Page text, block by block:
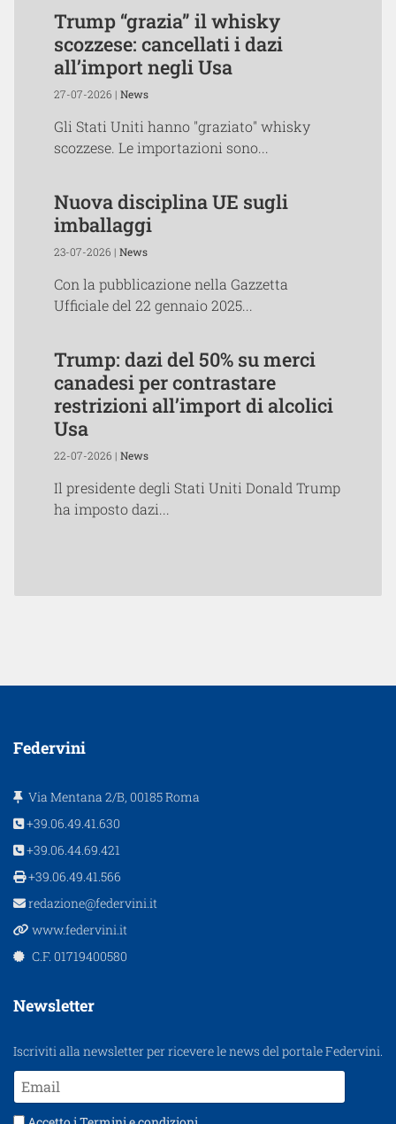
Trump “grazia” il whisky
scozzese: cancellati i dazi
all’import negli Usa
27-07-2026 | News
Gli Stati Uniti hanno "graziato" whisky
scozzese. Le importazioni sono...
Nuova disciplina UE sugli
imballaggi
23-07-2026 | News
Con la pubblicazione nella Gazzetta
Ufficiale del 22 gennaio 2025...
Trump: dazi del 50% su merci
canadesi per contrastare
restrizioni all’import di alcolici
Usa
22-07-2026 | News
Il presidente degli Stati Uniti Donald Trump
ha imposto dazi...
Federvini
Via Mentana 2/B, 00185 Roma
+39.06.49.41.630
+39.06.44.69.421
+39.06.49.41.566
redazione@federvini.it
www.federvini.it
C.F. 01719400580
Newsletter
Iscriviti alla newsletter per ricevere le news del portale Federvini.